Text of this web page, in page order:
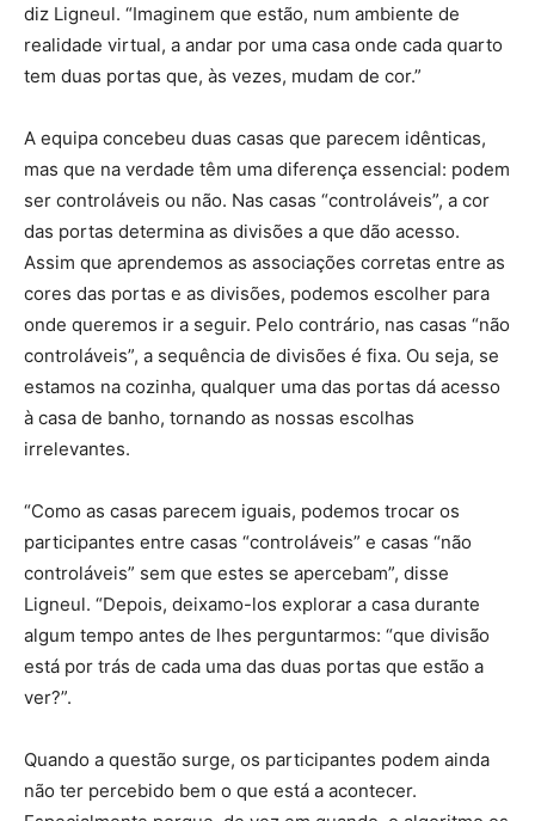
diz Ligneul. “Imaginem que estão, num ambiente de
realidade virtual, a andar por uma casa onde cada quarto
tem duas portas que, às vezes, mudam de cor.”
A equipa concebeu duas casas que parecem idênticas,
mas que na verdade têm uma diferença essencial: podem
ser controláveis ou não. Nas casas “controláveis”, a cor
das portas determina as divisões a que dão acesso.
Assim que aprendemos as associações corretas entre as
cores das portas e as divisões, podemos escolher para
onde queremos ir a seguir. Pelo contrário, nas casas “não
controláveis”, a sequência de divisões é fixa. Ou seja, se
estamos na cozinha, qualquer uma das portas dá acesso
à casa de banho, tornando as nossas escolhas
irrelevantes.
“Como as casas parecem iguais, podemos trocar os
participantes entre casas “controláveis” e casas “não
controláveis” sem que estes se apercebam”, disse
Ligneul. “Depois, deixamo-los explorar a casa durante
algum tempo antes de lhes perguntarmos: “que divisão
está por trás de cada uma das duas portas que estão a
ver?”.
Quando a questão surge, os participantes podem ainda
não ter percebido bem o que está a acontecer.